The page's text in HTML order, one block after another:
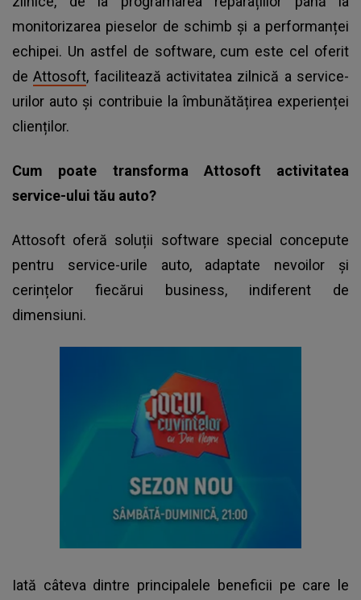
monitorizarea pieselor de schimb și a performanței
echipei. Un astfel de software, cum este cel oferit
deAttosoft, facilitează activitatea zilnică a service-
urilor auto și contribuie la îmbunătățirea experienței
clienților.
Cum poate transforma Attosoft activitatea
service-ului tău auto?
Attosoft oferă soluții software special concepute
pentru service-urile auto, adaptate nevoilor și
cerințelor fiecărui business, indiferent de
dimensiuni.
Iată câteva dintre principalele beneficii pe care le